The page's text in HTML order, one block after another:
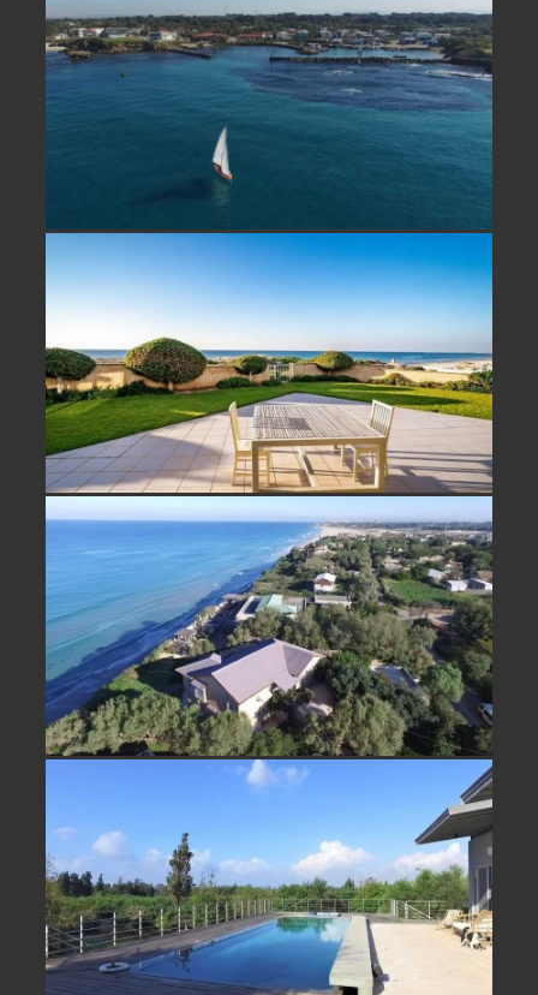
נחלה למכירה במכמורת ליד הים
בית על הים למכירה בבית ינאי- נמכר!
וילה למכירה קו ראשון לים בבית ינאי-
לא אקטואלי
נחלה למכירה בביתן אהרון בית מדהים
מול נוף פתוח- נמכר!